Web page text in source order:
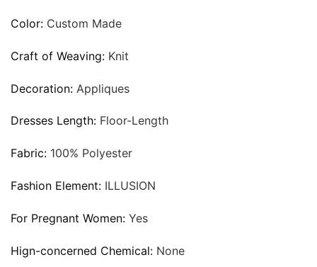
Color: Custom Made
Craft of Weaving: Knit
Decoration: Appliques
Dresses Length: Floor-Length
Fabric: 100% Polyester
Fashion Element: ILLUSION
For Pregnant Women: Yes
Hign-concerned Chemical: None